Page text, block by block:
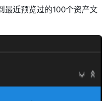
最近预览过的100个资产文